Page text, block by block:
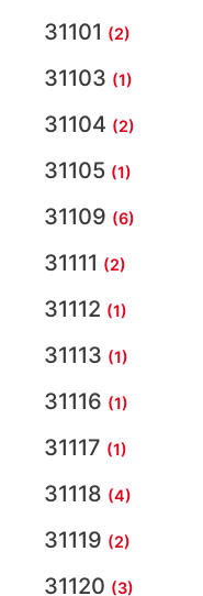
31101 (2)
31103 (1)
31104 (2)
31105 (1)
31109 (6)
31111 (2)
31112 (1)
31113 (1)
31116 (1)
31117 (1)
31118 (4)
31119 (2)
31120 (3)